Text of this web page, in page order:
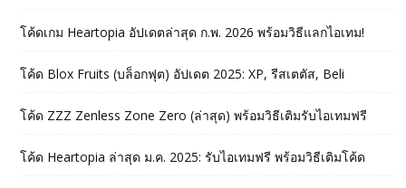
โค้ดเกม Heartopia อัปเดตล่าสุด ก.พ. 2026 พร้อมวิธีแลกไอเทม!
โค้ด Blox Fruits (บล็อกฟุต) อัปเดต 2025: XP, รีสเตตัส, Beli
โค้ด ZZZ Zenless Zone Zero (ล่าสุด) พร้อมวิธีเติมรับไอเทมฟรี
โค้ด Heartopia ล่าสุด ม.ค. 2025: รับไอเทมฟรี พร้อมวิธีเติมโค้ด